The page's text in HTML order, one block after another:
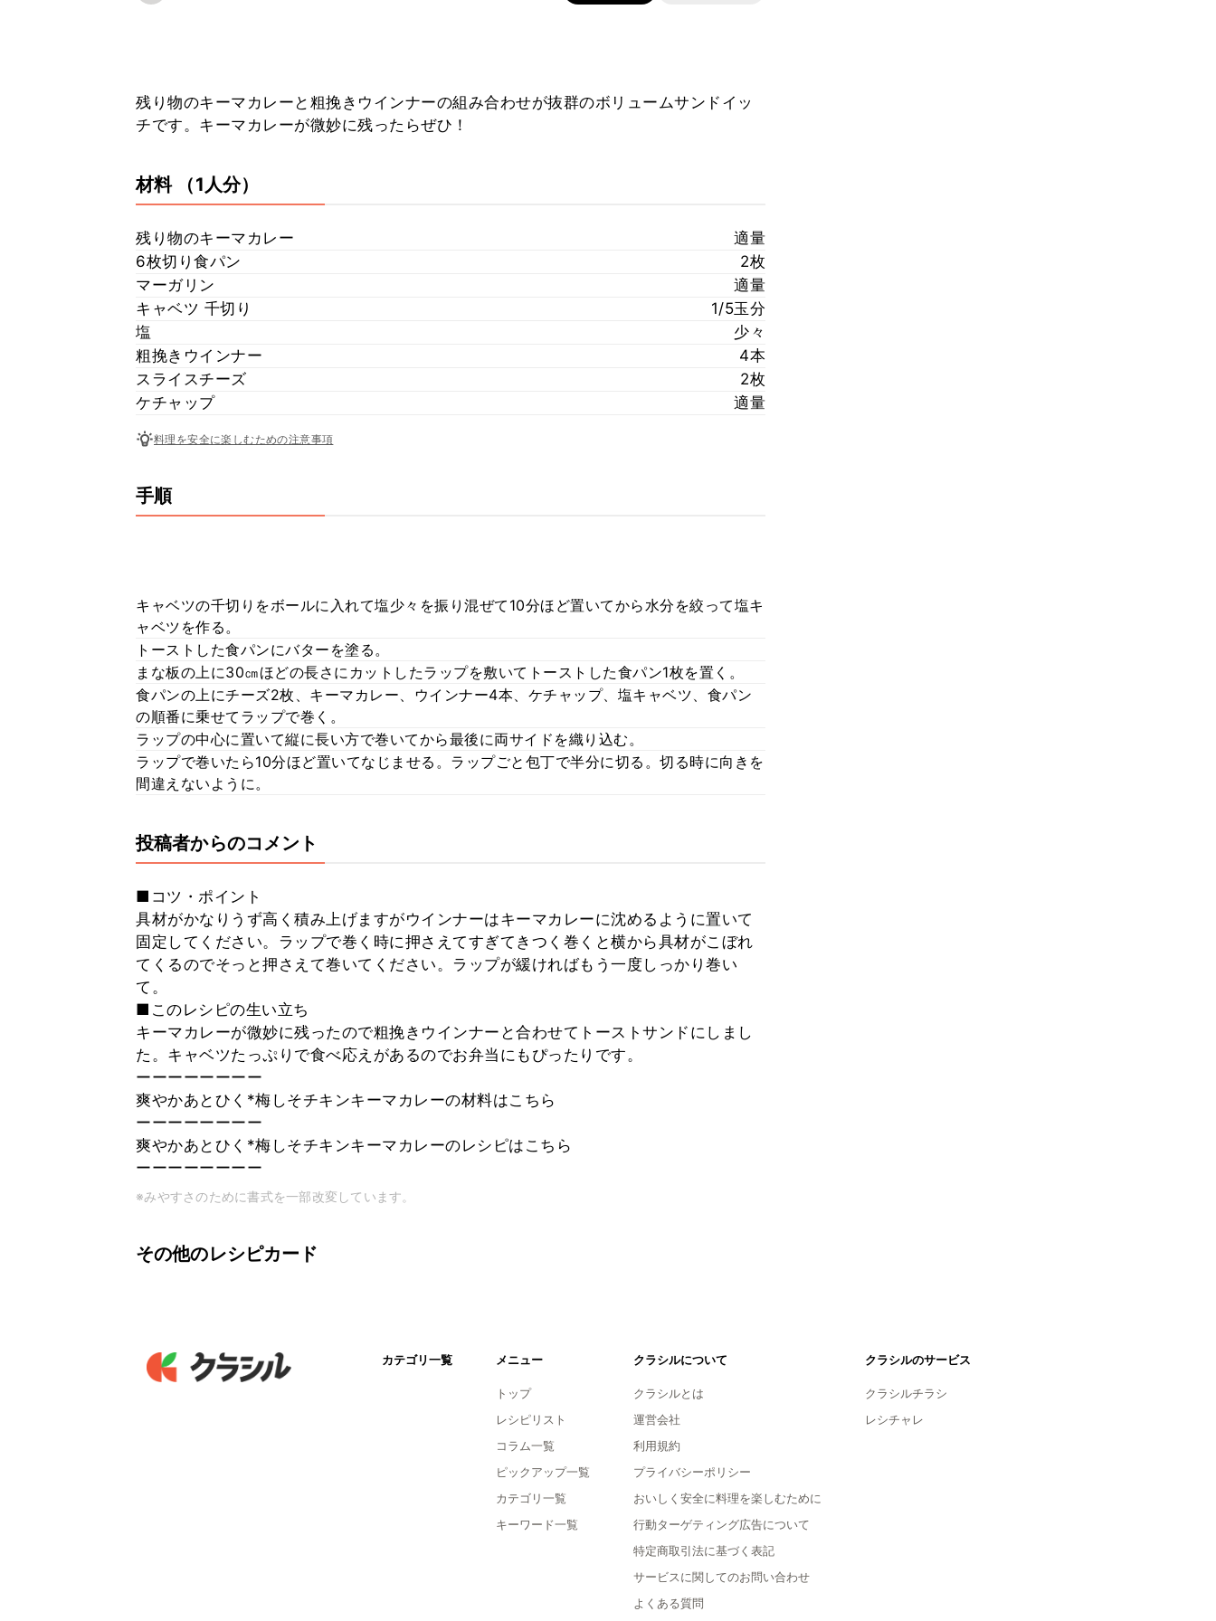
残り物のキーマカレーと粗挽きウインナーの組み合わせが抜群のボリュームサンドイッ
チです。キーマカレーが微妙に残ったらぜひ！
材料 （1人分）
残り物のキーマカレー
適量
6枚切り食パン
2枚
マーガリン
適量
キャベツ 千切り
1/5玉分
塩
少々
粗挽きウインナー
4本
スライスチーズ
2枚
ケチャップ
適量
料理を安全に楽しむための注意事項
手順
キャベツの千切りをボールに入れて塩少々を振り混ぜて10分ほど置いてから水分を絞って塩キ
ャベツを作る。
トーストした食パンにバターを塗る。
まな板の上に30㎝ほどの長さにカットしたラップを敷いてトーストした食パン1枚を置く。
食パンの上にチーズ2枚、キーマカレー、ウインナー4本、ケチャップ、塩キャベツ、食パン
の順番に乗せてラップで巻く。
ラップの中心に置いて縦に長い方で巻いてから最後に両サイドを織り込む。
ラップで巻いたら10分ほど置いてなじませる。ラップごと包丁で半分に切る。切る時に向きを
間違えないように。
投稿者からのコメント
■コツ・ポイント
具材がかなりうず高く積み上げますがウインナーはキーマカレーに沈めるように置いて
固定してください。ラップで巻く時に押さえてすぎてきつく巻くと横から具材がこぼれ
てくるのでそっと押さえて巻いてください。ラップが緩ければもう一度しっかり巻い
て。
■このレシピの生い立ち
キーマカレーが微妙に残ったので粗挽きウインナーと合わせてトーストサンドにしまし
た。キャベツたっぷりで食べ応えがあるのでお弁当にもぴったりです。
ーーーーーーーー
爽やかあとひく*梅しそチキンキーマカレーの材料はこちら
ーーーーーーーー
爽やかあとひく*梅しそチキンキーマカレーのレシピはこちら
ーーーーーーーー
※みやすさのために書式を一部改変しています。
その他のレシピカード
カテゴリ一覧 メニュー
トップ
レシピリスト
コラム一覧
ピックアップ一覧
カテゴリ一覧
キーワード一覧
クラシルについて
クラシルとは
運営会社
利用規約
プライバシーポリシー
おいしく安全に料理を楽しむために
行動ターゲティング広告について
特定商取引法に基づく表記
サービスに関してのお問い合わせ
よくある質問
クラシルのサービス
クラシルチラシ
レシチャレ